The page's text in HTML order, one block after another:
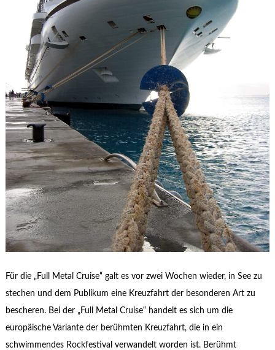
Für die „Full Metal Cruise“ galt es vor zwei Wochen wieder, in See zu
stechen und dem Publikum eine Kreuzfahrt der besonderen Art zu
bescheren. Bei der „Full Metal Cruise“ handelt es sich um die
europäische Variante der berühmten Kreuzfahrt, die in ein
schwimmendes Rockfestival verwandelt worden ist. Berühmt